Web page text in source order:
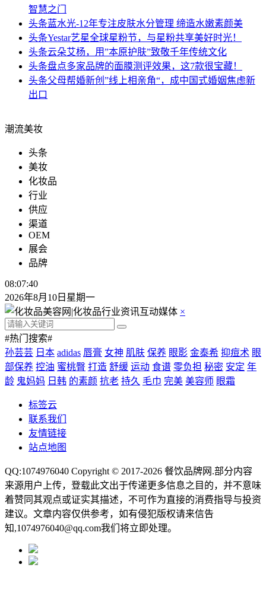
智慧之门
头条蓝水光-12年专注皮肤水分管理 缔造水嫩素颜美
头条Yestar艺星全球星粉节，与星粉共享美好时光！
头条云朵艾杨，用”本原护肤”致敬千年传统文化
头条盘点多家品牌的面膜测评效果，这7款很宝藏！
头条父母帮婚新创”线上相亲角“，成中国式婚姻焦虑新
出口
潮流美妆
头条
美妆
化妆品
行业
供应
渠道
OEM
展会
品牌
08:07:41
2026年8月10日星期一
×
#热门搜索#
孙芸芸 日本 adidas 唇膏 女神 肌肤 保养 眼影 金泰希 抑痘术 眼
部保养 控油 蜜桃臀 打造 舒缓 运动 食谱 零负担 秘密 安定 年
龄 鬼妈妈 日韩 的素颜 抗老 持久 毛巾 完美 美容师 眼霜
标签云
联系我们
友情链接
站点地图
QQ:1074976040 Copyright © 2017-2026 餐饮品牌网 .部分内容
来源用户上传，登载此文出于传递更多信息之目的，并不意味
着赞同其观点或证实其描述，不可作为直接的消费指导与投资
建议。文章内容仅供参考，如有侵犯版权请来信告
知,1074976040@qq.com我们将立即处理。